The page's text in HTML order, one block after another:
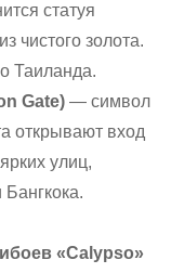
статуя
чистого золота.
Таиланда.
Gate) — символ
открывают вход
улиц,
«Calypso»